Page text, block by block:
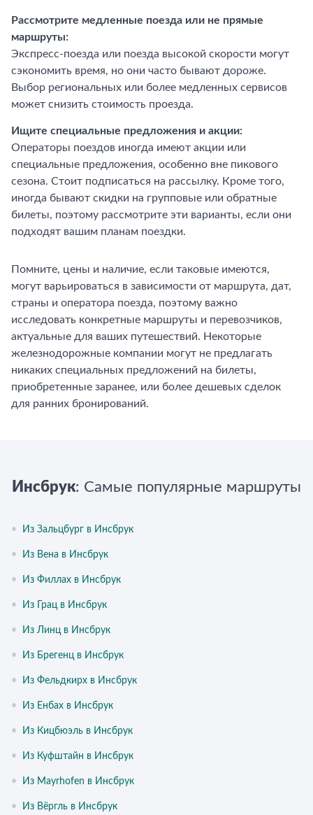
Рассмотрите медленные поезда или не прямые
маршруты:
Экспресс-поезда или поезда высокой скорости могут
сэкономить время, но они часто бывают дороже.
Выбор региональных или более медленных сервисов
может снизить стоимость проезда.
Ищите специальные предложения и акции:
Операторы поездов иногда имеют акции или
специальные предложения, особенно вне пикового
сезона. Стоит подписаться на рассылку. Кроме того,
иногда бывают скидки на групповые или обратные
билеты, поэтому рассмотрите эти варианты, если они
подходят вашим планам поездки.
Помните, цены и наличие, если таковые имеются,
могут варьироваться в зависимости от маршрута, дат,
страны и оператора поезда, поэтому важно
исследовать конкретные маршруты и перевозчиков,
актуальные для ваших путешествий. Некоторые
железнодорожные компании могут не предлагать
никаких специальных предложений на билеты,
приобретенные заранее, или более дешевых сделок
для ранних бронирований.
Инсбрук: Самые популярные маршруты
• Из Зальцбург в Инсбрук
• Из Вена в Инсбрук
• Из Филлах в Инсбрук
• Из Грац в Инсбрук
• Из Линц в Инсбрук
• Из Брегенц в Инсбрук
• Из Фельдкирх в Инсбрук
• Из Енбах в Инсбрук
• Из Кицбюэль в Инсбрук
• Из Куфштайн в Инсбрук
• Из Mayrhofen в Инсбрук
• Из Вёргль в Инсбрук